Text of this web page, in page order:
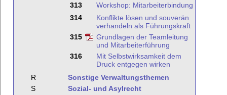
313
Workshop: Mitarbeiterbindung
314
Konflikte lösen und souverän
verhandeln als Führungskraft
315
Grundlagen der Teamleitung
und Mitarbeiterführung
316
Mit Selbstwirksamkeit dem
Druck entgegen wirken
R
Sonstige Verwaltungsthemen
S
Sozial- und Asylrecht